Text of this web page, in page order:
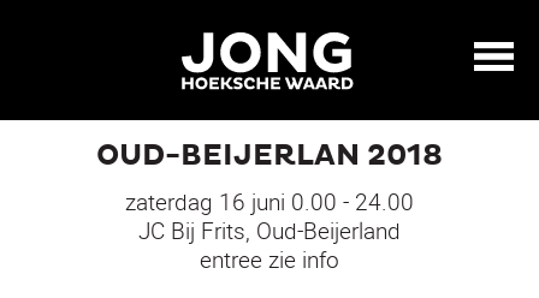
OUD-BEIJERLAN 2018
zaterdag 16 juni 0.00 - 24.00
JC Bij Frits, Oud-Beijerland
entree zie info